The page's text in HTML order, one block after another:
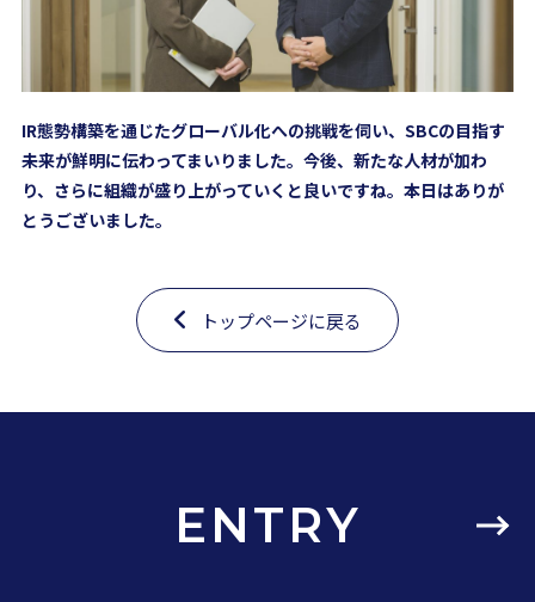
IR態勢構築を通じたグローバル化への挑戦を伺い、SBCの目指す
未来が鮮明に伝わってまいりました。今後、新たな人材が加わ
り、さらに組織が盛り上がっていくと良いですね。本日はありが
とうございました。
トップページに戻る
ENTRY